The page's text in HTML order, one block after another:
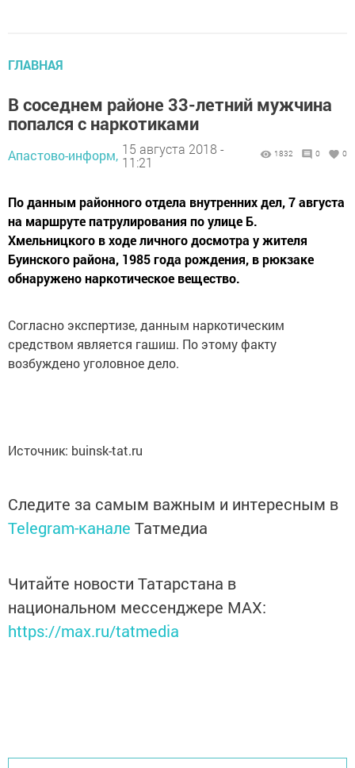
ГЛАВНАЯ
В соседнем районе 33-летний мужчина
попался с наркотиками
Апастово-информ, 15 августа 2018 -
11:21
1832 0 0
По данным районного отдела внутренних дел, 7 августа
на маршруте патрулирования по улице Б.
Хмельницкого в ходе личного досмотра у жителя
Буинского района, 1985 года рождения, в рюкзаке
обнаружено наркотическое вещество.
Согласно экспертизе, данным наркотическим
средством является гашиш. По этому факту
возбуждено уголовное дело.
Источник: buinsk-tat.ru
Следите за самым важным и интересным в
Telegram-канале Татмедиа
Читайте новости Татарстана в
национальном мессенджере MАХ:
https://max.ru/tatmedia